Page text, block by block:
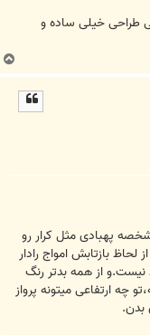
طراحی خیلی ساده و
پهبادی مثل کرار رو
بازتابش امواج رادار
از همه بدتر رنگ
چه ارتفاعی میتونه پرواز
بدن.